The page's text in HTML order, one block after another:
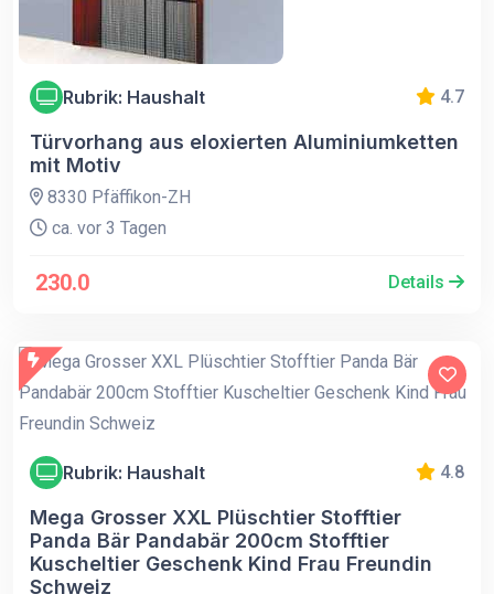
Rubrik: Haushalt 4.7
Türvorhang aus eloxierten Aluminiumketten
mit Motiv
8330 Pfäffikon-ZH
ca. vor 3 Tagen
230.0 Details
Rubrik: Haushalt 4.8
Mega Grosser XXL Plüschtier Stofftier
Panda Bär Pandabär 200cm Stofftier
Kuscheltier Geschenk Kind Frau Freundin
Schweiz